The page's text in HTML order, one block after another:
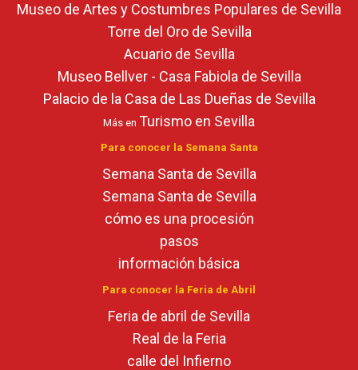
Museo de Artes y Costumbres Populares de Sevilla
Torre del Oro de Sevilla
Acuario de Sevilla
Museo Bellver - Casa Fabiola de Sevilla
Palacio de la Casa de Las Dueñas de Sevilla
Más en Turismo en Sevilla
Para conocer la Semana Santa
Semana Santa de Sevilla
Semana Santa de Sevilla
cómo es una procesión
pasos
información básica
Para conocer la Feria de Abril
Feria de abril de Sevilla
Real de la Feria
calle del Infierno